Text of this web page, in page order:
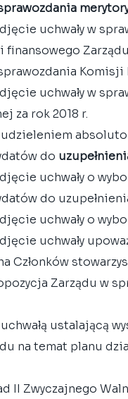
uchwały w
finansowego
Komisji
uchwały w
za rok 2018 r.
do
uchwały o
do
uchwały o
uchwały
Członków
Zarządu w
ustalającą
na temat planu
II Zwyczajnego